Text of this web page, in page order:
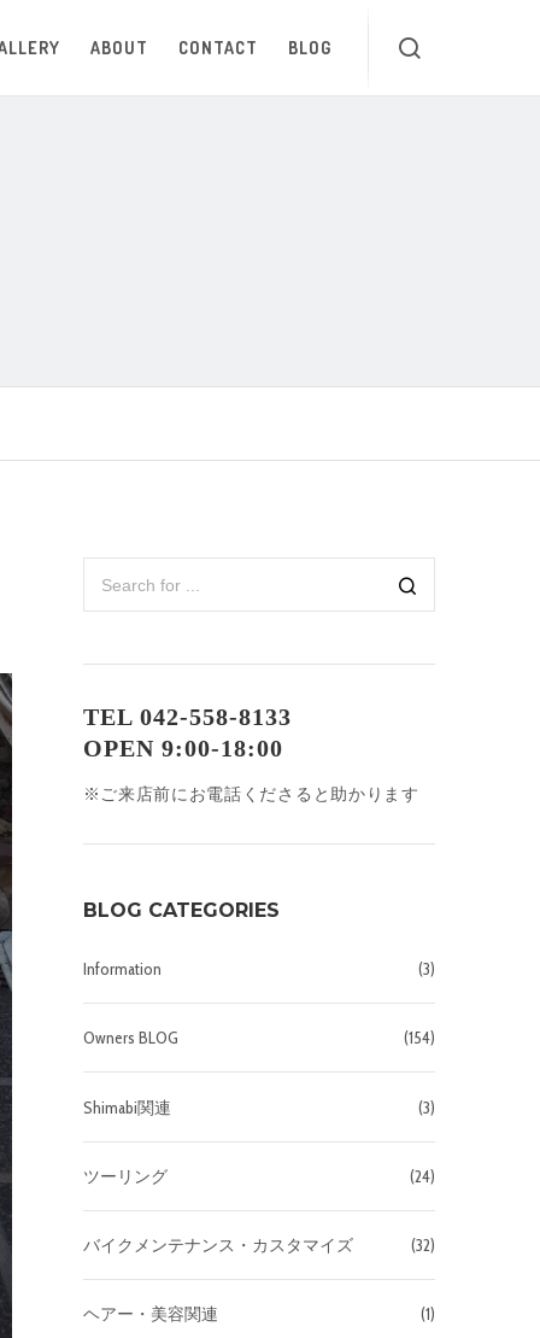
ABOUT CONTACT BLOG
TEL 042-558-8133
OPEN 9:00-18:00
※ご来店前にお電話くださると助かります
BLOG CATEGORIES
Information (3)
Owners BLOG (154)
Shimabi関連 (3)
ツーリング (24)
バイクメンテナンス・カスタマイズ (32)
ヘアー・美容関連 (1)